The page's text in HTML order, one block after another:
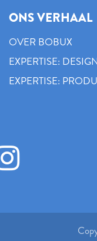
ONS VERHAAL
OVER BOBUX
EXPERTISE:
EXPERTISE: